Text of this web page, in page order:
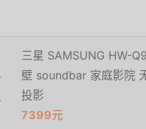
三星 SAMSUNG HW-
壁 soundbar 家庭影院
投影
7399元